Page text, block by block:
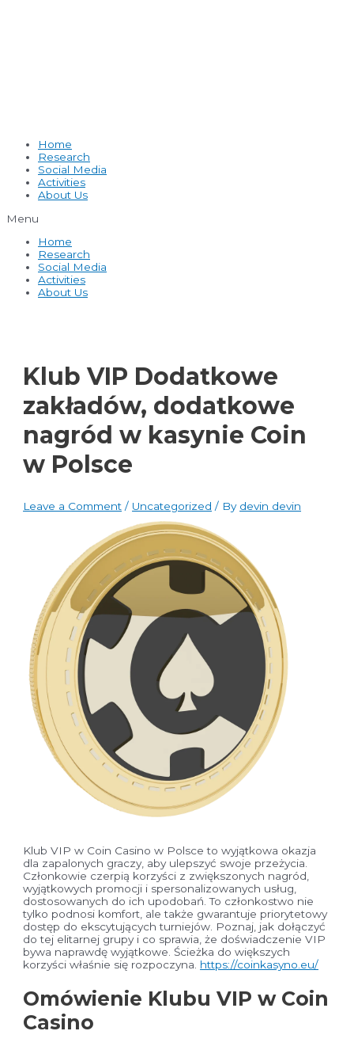
Home
Research
Social Media
Activities
About Us
Menu
Home
Research
Social Media
Activities
About Us
Klub VIP Dodatkowe
zakładów, dodatkowe
nagród w kasynie Coin
w Polsce
Leave a Comment / Uncategorized / By devin devin
Klub VIP w Coin Casino w Polsce to wyjątkowa okazja
dla zapalonych graczy, aby ulepszyć swoje przeżycia.
Członkowie czerpią korzyści z zwiększonych nagród,
wyjątkowych promocji i spersonalizowanych usług,
dostosowanych do ich upodobań. To członkostwo nie
tylko podnosi komfort, ale także gwarantuje priorytetowy
dostęp do ekscytujących turniejów. Poznaj, jak dołączyć
do tej elitarnej grupy i co sprawia, że doświadczenie VIP
bywa naprawdę wyjątkowe. Ścieżka do większych
korzyści właśnie się rozpoczyna. https://coinkasyno.eu/
Omówienie Klubu VIP w Coin
Casino